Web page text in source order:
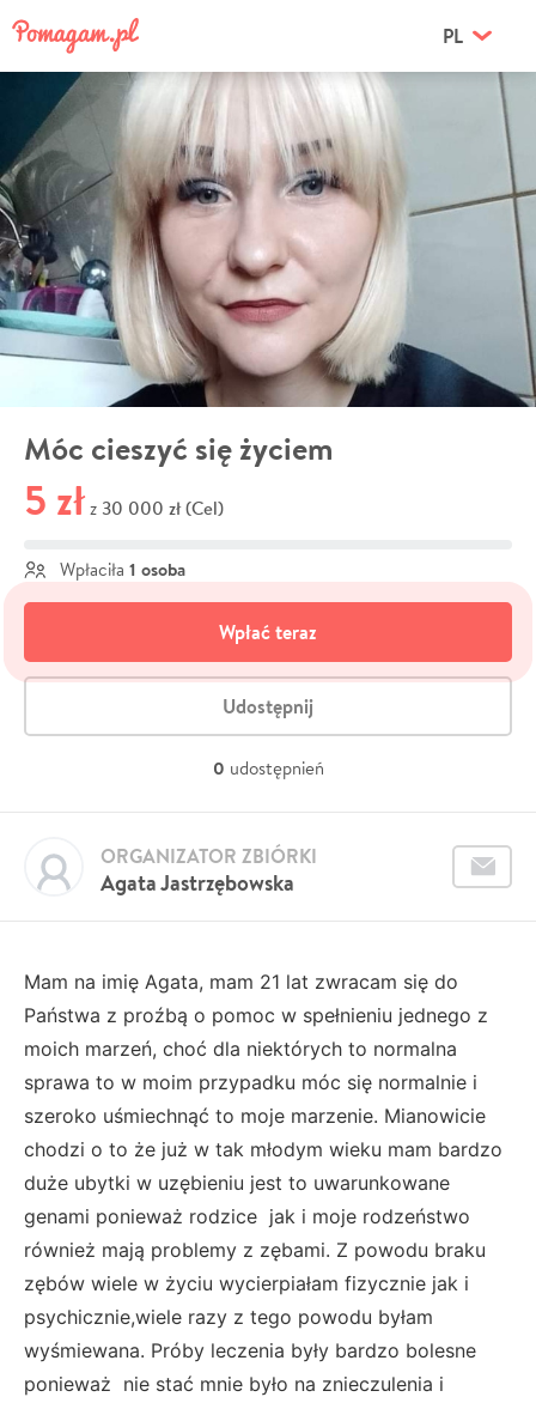
PL
Móc cieszyć się życiem
5 zł z 30 000 zł (Cel)
Wpłaciła 1 osoba
Wpłać teraz
Udostępnij
0 udostępnień
Agata Jastrzębowska
ORGANIZATOR ZBIÓRKI
Mam na imię Agata, mam 21 lat zwracam się do
Państwa z proźbą o pomoc w spełnieniu jednego z
moich marzeń, choć dla niektórych to normalna
sprawa to w moim przypadku móc się normalnie i
szeroko uśmiechnąć to moje marzenie. Mianowicie
chodzi o to że już w tak młodym wieku mam bardzo
duże ubytki w uzębieniu jest to uwarunkowane
genami ponieważ rodzice jak i moje rodzeństwo
również mają problemy z zębami. Z powodu braku
zębów wiele w życiu wycierpiałam fizycznie jak i
psychicznie,wiele razy z tego powodu byłam
wyśmiewana. Próby leczenia były bardzo bolesne
ponieważ nie stać mnie było na znieczulenia i